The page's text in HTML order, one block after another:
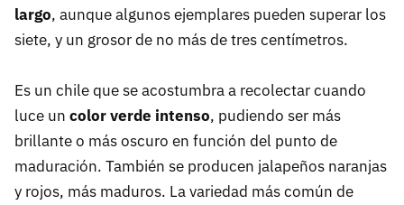
largo, aunque algunos ejemplares pueden superar los
siete, y un grosor de no más de tres centímetros.
Es un chile que se acostumbra a recolectar cuando
luce un color verde intenso, pudiendo ser más
brillante o más oscuro en función del punto de
maduración. También se producen jalapeños naranjas
y rojos, más maduros. La variedad más común de